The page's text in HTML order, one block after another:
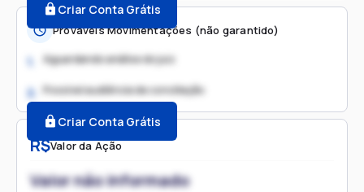
R$Valor da Ação
Valor não informado
Criar Conta Grátis
Prováveis Movimentações (não garantido)
1. Aguardando análise do juiz
2. Possível audiência de conciliação
Criar Conta Grátis